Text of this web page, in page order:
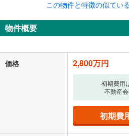
この物件と特徴の似てい
物件概要
価格 2,800万円
初期費用
不動産
初期費